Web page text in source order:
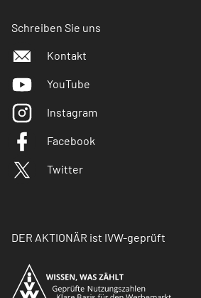
Schreiben Sie uns
Kontakt
YouTube
Instagram
Facebook
Twitter
DER AKTIONÄR ist IVW-geprüft